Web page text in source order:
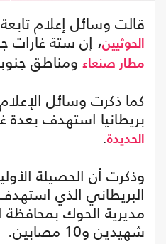
قالت وسائل إعلام
الحوثيين، إن ستة
مطار صنعاء ومناطق
كما ذكرت وسائل الإعلام
بريطانيا استهدف بعدة
الحديدة.
وذكرت أن الحصيلة
البريطاني الذي
مديرية الحوك بمحافظة
شهيدين و10 مصابين.